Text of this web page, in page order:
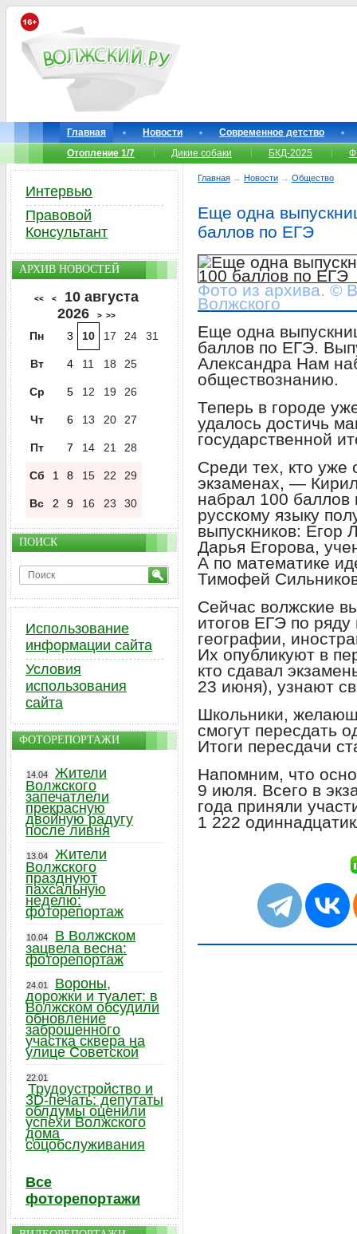
Главная Новости
Современное детство
Отопление 1/7
Дикие собаки БКД-2025
Главная → Новости → Общество
Еще одна
баллов по ЕГЭ
Фото из архива. ©
Волжского
Еще одна
баллов по ЕГЭ.
Александра Нам
обществознанию.
Теперь в городе
удалось достичь
государственной
Среди тех, кто уже
экзаменах, —
набрал 100
русскому языку
выпускников:
Дарья Егорова,
А по математике
Тимофей
Сейчас волжские
итогов ЕГЭ по
географии,
Их опубликуют в
кто сдавал
23 июня), узнают
Школьники,
смогут пересдать
Итоги пересдачи
Напомним, что
9 июля. Всего в
года приняли
1 222
Интервью
Правовой
Консультант
АРХИВ НОВОСТЕЙ
<< <
10 августа
2026
> >>
Пн 3 10 17 24 31
Вт 4 11 18 25
Ср 5 12 19 26
Чт 6 13 20 27
Пт 7 14 21 28
Сб 1 8 15 22 29
Вс 2 9 16 23 30
ПОИСК
Использование
информации сайта
Условия
использования
сайта
ФОТОРЕПОРТАЖИ
14.04
Жители
Волжского
запечатлели
прекрасную
двойную радугу
после ливня
13.04
Жители
Волжского
празднуют
пахсальную
неделю:
фоторепортаж
10.04
В Волжском
зацвела весна:
фоторепортаж
24.01
Вороны,
дорожки и туалет: в
Волжском обсудили
обновление
заброшенного
участка сквера на
улице Советской
22.01
Трудоустройство и
3D-печать: депутаты
облдумы оценили
успехи Волжского
дома
соцобслуживания
Все
фоторепортажи